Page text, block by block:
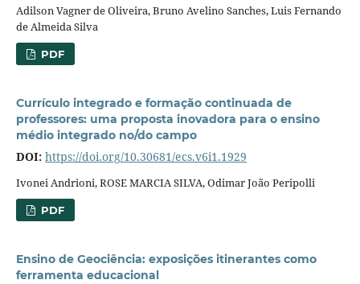
Adilson Vagner de Oliveira, Bruno Avelino Sanches, Luis Fernando
de Almeida Silva
PDF
Currículo integrado e formação continuada de
professores: uma proposta inovadora para o ensino
médio integrado no/do campo
DOI: https://doi.org/10.30681/ecs.v6i1.1929
Ivonei Andrioni, ROSE MARCIA SILVA, Odimar João Peripolli
PDF
Ensino de Geociência: exposições itinerantes como
ferramenta educacional